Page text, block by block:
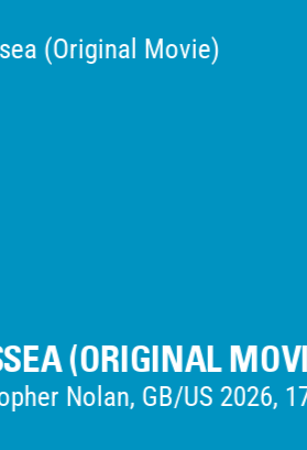
MOVIE)
GB/US 2026, 172'